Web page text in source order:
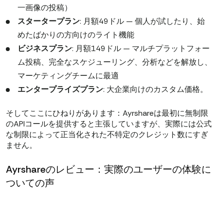
一画像の投稿）
スタータープラン: 月額49ドル — 個人が試したり、始
めたばかりの方向けのライト機能
ビジネスプラン: 月額149ドル — マルチプラットフォー
ム投稿、完全なスケジューリング、分析などを解放し、
マーケティングチームに最適
エンタープライズプラン: 大企業向けのカスタム価格。
そしてここにひねりがあります：Ayrshareは最初に無制限
のAPIコールを提供すると主張していますが、実際には公式
な制限によって正当化された不特定のクレジット数にすぎ
ません。
Ayrshareのレビュー：実際のユーザーの体験に
ついての声